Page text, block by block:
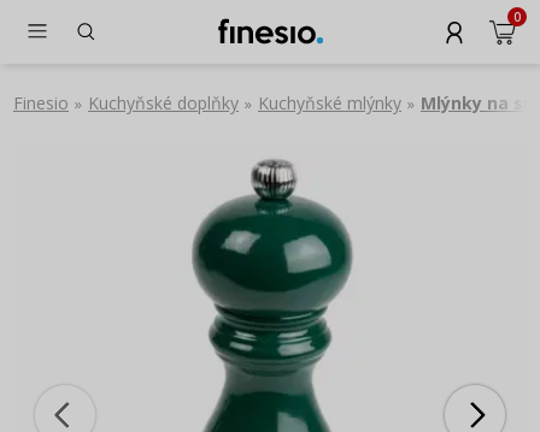
0
Finesio » Kuchyňské doplňky » Kuchyňské mlýnky » Mlýnky na